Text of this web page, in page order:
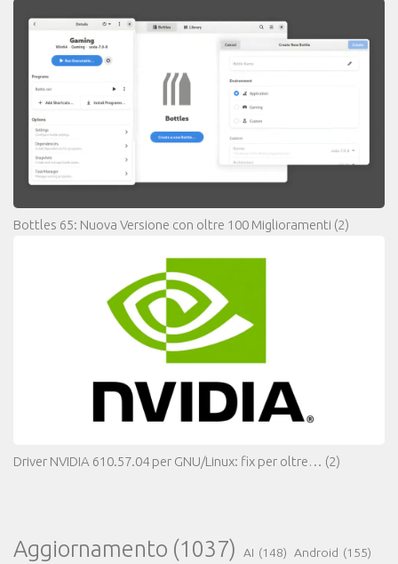
Bottles 65: Nuova Versione con oltre 100 Miglioramenti (2)
Driver NVIDIA 610.57.04 per GNU/Linux: fix per oltre… (2)
Aggiornamento (1037) AI (148) Android (155)